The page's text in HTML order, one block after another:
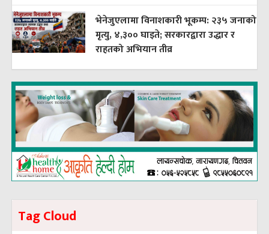
भेनेजुएलामा विनाशकारी भूकम्प: २३५ जनाको
मृत्यु, ४,३०० घाइते; सरकारद्वारा उद्धार र
राहतको अभियान तीव्र
Tag Cloud